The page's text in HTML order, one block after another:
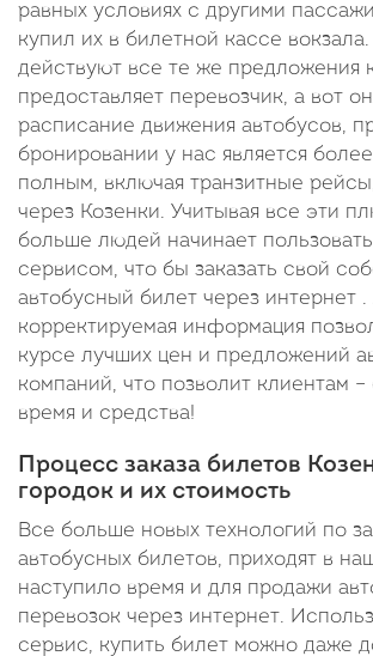
равных условиях с другими
купил их в билетной кассе
действуют все те же предложения
предоставляет перевозчик, а вот
расписание движения автобусов,
бронировании у нас является
полным, включая транзитные
через Козенки. Учитывая все эти
больше людей начинает
сервисом, что бы заказать свой
автобусный билет через интернет
корректируемая информация
курсе лучших цен и предложений
компаний, что позволит клиентам –
время и средства!
Процесс заказа билетов
городок и их стоимость
Все больше новых технологий по
автобусных билетов, приходят в
наступило время и для продажи
перевозок через интернет.
сервис, купить билет можно даже